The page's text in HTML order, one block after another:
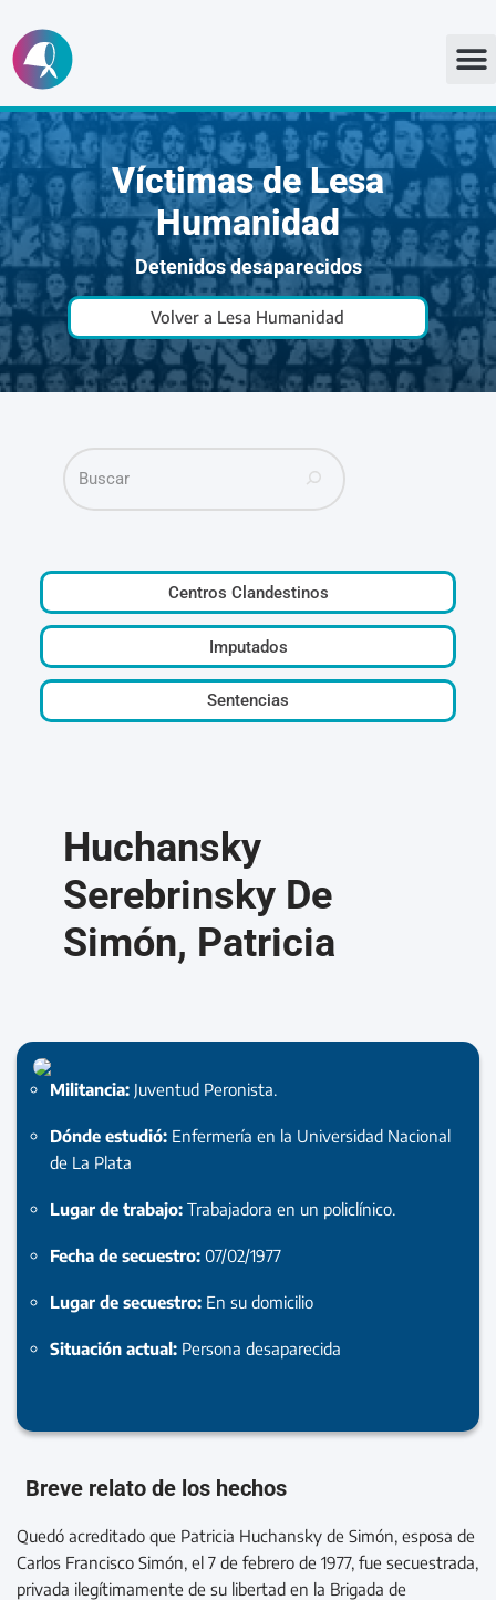
Ir
al
contenido
Víctimas de Lesa
Humanidad
Detenidos desaparecidos
Volver a Lesa Humanidad
Centros Clandestinos
Imputados
Sentencias
Huchansky
Serebrinsky De
Simón, Patricia
Militancia: Juventud Peronista.
Dónde estudió: Enfermería en la Universidad Nacional
de La Plata
Lugar de trabajo: Trabajadora en un policlínico.
Fecha de secuestro: 07/02/1977
Lugar de secuestro: En su domicilio
Situación actual: Persona desaparecida
Breve relato de los hechos
Quedó acreditado que Patricia Huchansky de Simón, esposa de
Carlos Francisco Simón, el 7 de febrero de 1977, fue secuestrada,
privada ilegítimamente de su libertad en la Brigada de